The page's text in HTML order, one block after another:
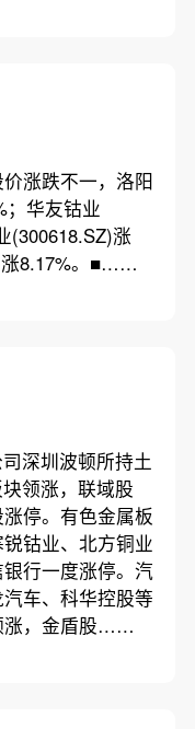
涨跌不一，洛阳
；华友钴业
(300618.SZ)涨
涨8.17%。■……
深圳波顿所持土
领涨，联域股
停。有色金属板
钴业、北方铜业
行一度涨停。汽
车、科华控股等
涨，金盾股……